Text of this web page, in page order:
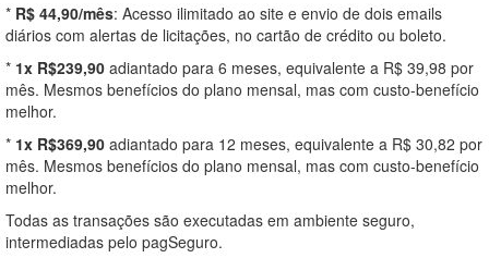
* R$ 44,90/mês: Acesso ilimitado ao site e envio de dois emails
diários com alertas de licitações, no cartão de crédito ou boleto.
* 1x R$239,90 adiantado para 6 meses, equivalente a R$ 39,98 por
mês. Mesmos benefícios do plano mensal, mas com custo-benefício
melhor.
* 1x R$369,90 adiantado para 12 meses, equivalente a R$ 30,82 por
mês. Mesmos benefícios do plano mensal, mas com custo-benefício
melhor.
Todas as transações são executadas em ambiente seguro,
intermediadas pelo pagSeguro.